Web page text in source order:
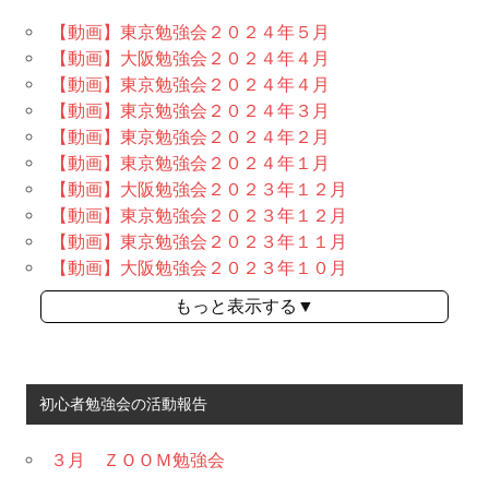
【動画】東京勉強会２０２４年５月
【動画】大阪勉強会２０２４年４月
【動画】東京勉強会２０２４年４月
【動画】東京勉強会２０２４年３月
【動画】東京勉強会２０２４年２月
【動画】東京勉強会２０２４年１月
【動画】大阪勉強会２０２３年１２月
【動画】東京勉強会２０２３年１２月
【動画】東京勉強会２０２３年１１月
【動画】大阪勉強会２０２３年１０月
もっと表示する▼
初心者勉強会の活動報告
３月 ＺＯＯＭ勉強会